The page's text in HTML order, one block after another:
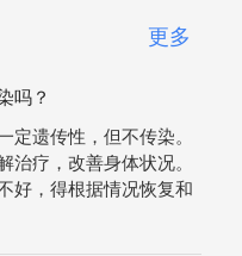
更多
吗？
定遗传性，但不传染。
治疗，改善身体状况。
好，得根据情况恢复和